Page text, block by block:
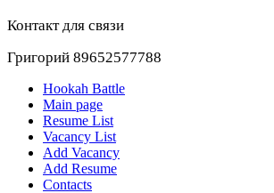
Контакт для связи
Григорий 89652577788
Hookah Battle
Main page
Resume List
Vacancy List
Add Vacancy
Add Resume
Contacts